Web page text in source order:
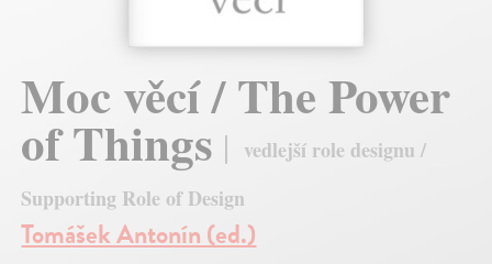
Moc věcí / The Power
of Things
vedlejší role designu /
Supporting Role of Design
Tomášek Antonín (ed.)